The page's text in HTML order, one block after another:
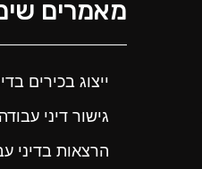
מאמרים
ייצוג בכירים
גישור דיני עבודה
הרצאות בדיני